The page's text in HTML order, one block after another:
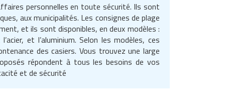
personnelles en toute sécurité. Ils sont
aux municipalités. Les consignes de plage
et ils sont disponibles, en deux modèles :
et l’aluminium. Selon les modèles, ces
des casiers. Vous trouvez une large
répondent à tous les besoins de vos
et de sécurité